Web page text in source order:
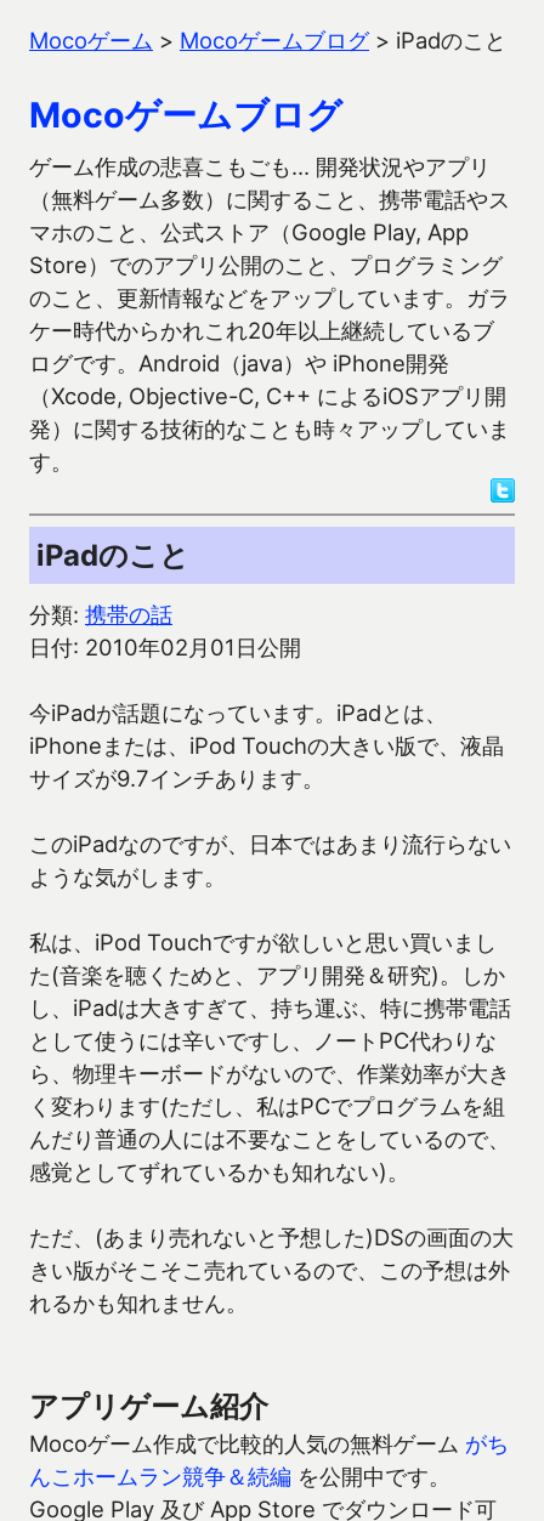
Mocoゲーム > Mocoゲームブログ> iPadのこと
Mocoゲームブログ
ゲーム作成の悲喜こもごも… 開発状況やアプリ
（無料ゲーム多数）に関すること、携帯電話やス
マホのこと、公式ストア（Google Play, App
Store）でのアプリ公開のこと、プログラミング
のこと、更新情報などをアップしています。ガラ
ケー時代からかれこれ20年以上継続しているブ
ログです。Android（java）や iPhone開発
（Xcode, Objective-C, C++ によるiOSアプリ開
発）に関する技術的なことも時々アップしていま
す。
iPadのこと
分類: 携帯の話
日付: 2010年02月01日公開
今iPadが話題になっています。iPadとは、
iPhoneまたは、iPod Touchの大きい版で、液晶
サイズが9.7インチあります。
このiPadなのですが、日本ではあまり流行らない
ような気がします。
私は、iPod Touchですが欲しいと思い買いまし
た(音楽を聴くためと、アプリ開発＆研究)。しか
し、iPadは大きすぎて、持ち運ぶ、特に携帯電話
として使うには辛いですし、ノートPC代わりな
ら、物理キーボードがないので、作業効率が大き
く変わります(ただし、私はPCでプログラムを組
んだり普通の人には不要なことをしているので、
感覚としてずれているかも知れない)。
ただ、(あまり売れないと予想した)DSの画面の大
きい版がそこそこ売れているので、この予想は外
れるかも知れません。
アプリゲーム紹介
Mocoゲーム作成で比較的人気の無料ゲーム がち
んこホームラン競争＆続編 を公開中です。
Google Play 及び App Store でダウンロード可